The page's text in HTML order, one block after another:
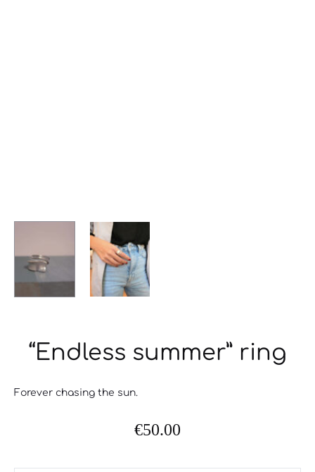
“Endless summer” ring
Forever chasing the sun.
€50.00